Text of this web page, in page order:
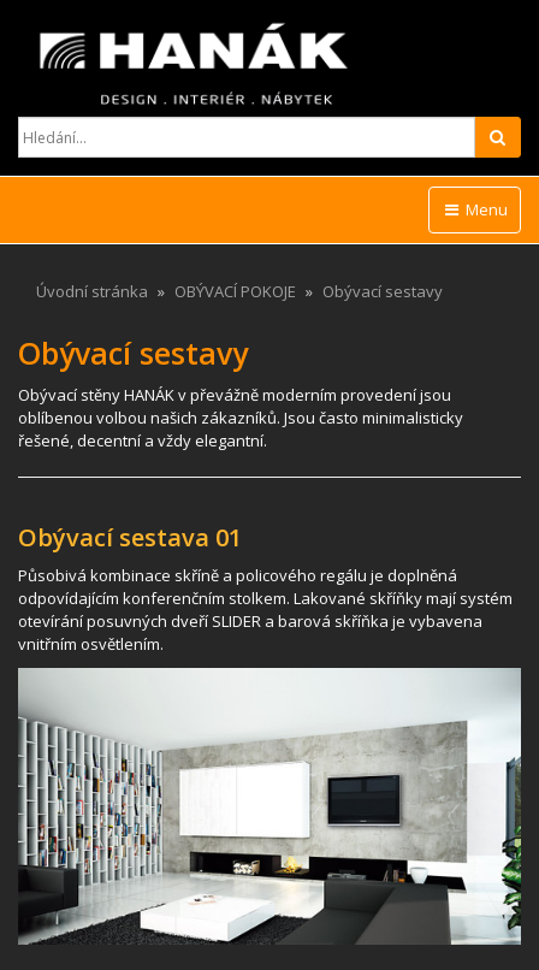
Menu
Úvodní stránka OBÝVACÍ POKOJE Obývací sestavy
Obývací sestavy
Obývací stěny HANÁK v převážně moderním provedení jsou
oblíbenou volbou našich zákazníků. Jsou často minimalisticky
řešené, decentní a vždy elegantní.
Obývací sestava 01
Působivá kombinace skříně a policového regálu je doplněná
odpovídajícím konferenčním stolkem. Lakované skříňky mají systém
otevírání posuvných dveří SLIDER a barová skříňka je vybavena
vnitřním osvětlením.